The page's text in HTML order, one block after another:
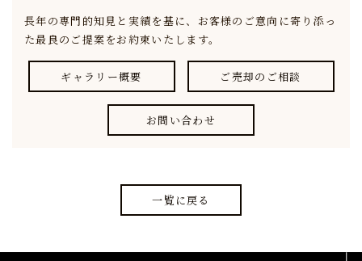
長年の専門的知見と実績を基に、 お客様のご意向に寄り添っ
た最良のご提案をお約束いたします。
ギャラリー概要 ご売却のご相談
お問い合わせ
一覧に戻る